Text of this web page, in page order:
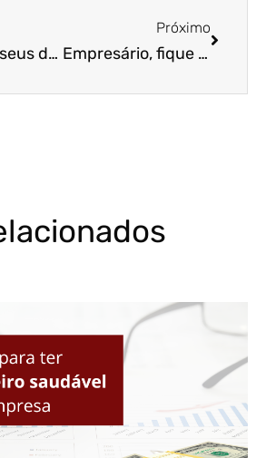
Negocie os seus débitos! Governo libera nova modalidade para amenizar os efeitos da crise para as PMEs
Próximo
Empresário, fique atento! Segunda fase do Pronampe começa na próxima terça-feira!